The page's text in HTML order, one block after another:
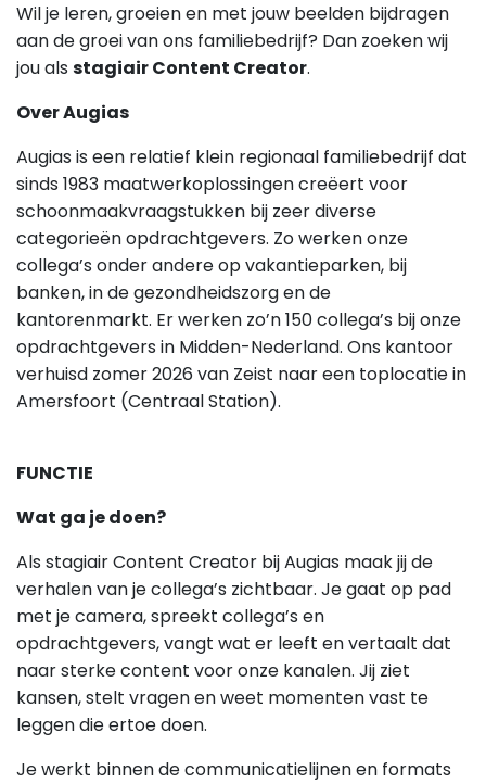
Wil je leren, groeien en met jouw beelden bijdragen
aan de groei van ons familiebedrijf? Dan zoeken wij
jou als stagiair Content Creator.
Over Augias
Augias is een relatief klein regionaal familiebedrijf dat
sinds 1983 maatwerkoplossingen creëert voor
schoonmaakvraagstukken bij zeer diverse
categorieën opdrachtgevers. Zo werken onze
collega’s onder andere op vakantieparken, bij
banken, in de gezondheidszorg en de
kantorenmarkt. Er werken zo’n 150 collega’s bij onze
opdrachtgevers in Midden-Nederland. Ons kantoor
verhuisd zomer 2026 van Zeist naar een toplocatie in
Amersfoort (Centraal Station).
FUNCTIE
Wat ga je doen?
Als stagiair Content Creator bij Augias maak jij de
verhalen van je collega’s zichtbaar. Je gaat op pad
met je camera, spreekt collega’s en
opdrachtgevers, vangt wat er leeft en vertaalt dat
naar sterke content voor onze kanalen. Jij ziet
kansen, stelt vragen en weet momenten vast te
leggen die ertoe doen.
Je werkt binnen de communicatielijnen en formats